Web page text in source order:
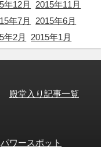
年12月
2015年11月
年7月
2015年6月
年2月 2015年1月
殿堂入り記事一覧
パワースポット